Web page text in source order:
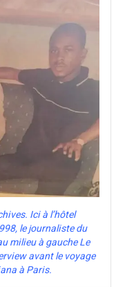
Ici à l’hôtel
le journaliste du
milieu à gauche Le
avant le voyage
à Paris.